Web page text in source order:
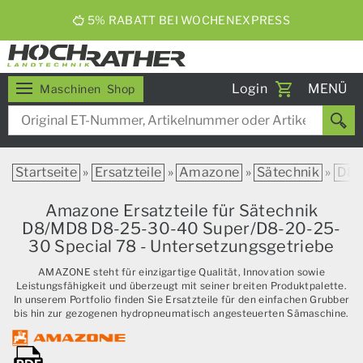
ERNTEBIER 2026
Maschinen Shop Login
Toggle
MENÜ
Startseite » Ersatzteile » Amazone » Sätechnik »
Amazone Ersatzteile für Sätechnik
D8/MD8 D8-25-30-40 Super/D8-20-25-
30 Special 78 - Untersetzungsgetriebe
AMAZONE steht für einzigartige Qualität, Innovation sowie
Leistungsfähigkeit und überzeugt mit seiner breiten Produktpalette.
In unserem Portfolio finden Sie Ersatzteile für den einfachen Grubber
bis hin zur gezogenen hydropneumatisch angesteuerten Sämaschine.